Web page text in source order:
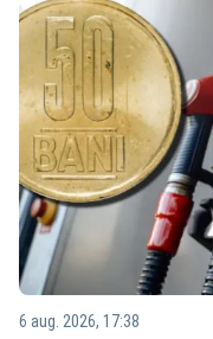
6 aug. 2026, 17:38